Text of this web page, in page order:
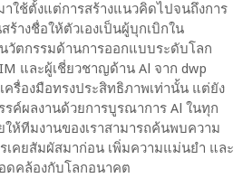
ใช้ตั้งแต่การสร้างแนวคิดไปจนถึงการ
ร้างชื่อให้ตัวเองเป็นผู้บุกเบิกใน
วัตกรรมด้านการออกแบบระดับโลก
และผู้เชี่ยวชาญด้าน Al จาก dwp
ครื่องมือทรงประสิทธิภาพเท่านั้น แต่ยัง
รค์ผลงานด้วยการบูรณาการ Al ในทุก
ห้ทีมงานของเราสามารถค้นพบความ
เคยสัมผัสมาก่อน เพิ่มความแม่นยำ และ
ดคล้องกับโลกอนาคต